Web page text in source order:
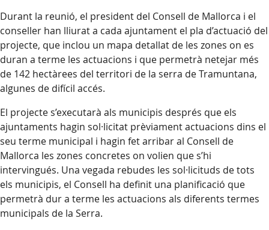
Durant la reunió, el president del Consell de Mallorca i el
conseller han lliurat a cada ajuntament el pla d’actuació del
projecte, que inclou un mapa detallat de les zones on es
duran a terme les actuacions i que permetrà netejar més
de 142 hectàrees del territori de la serra de Tramuntana,
algunes de difícil accés.
El projecte s’executarà als municipis després que els
ajuntaments hagin sol·licitat prèviament actuacions dins el
seu terme municipal i hagin fet arribar al Consell de
Mallorca les zones concretes on volien que s’hi
intervingués. Una vegada rebudes les sol·licituds de tots
els municipis, el Consell ha definit una planificació que
permetrà dur a terme les actuacions als diferents termes
municipals de la Serra.